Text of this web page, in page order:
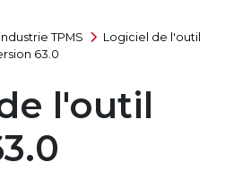
TPMS
Logiciel de l'outil
63.0
l'outil